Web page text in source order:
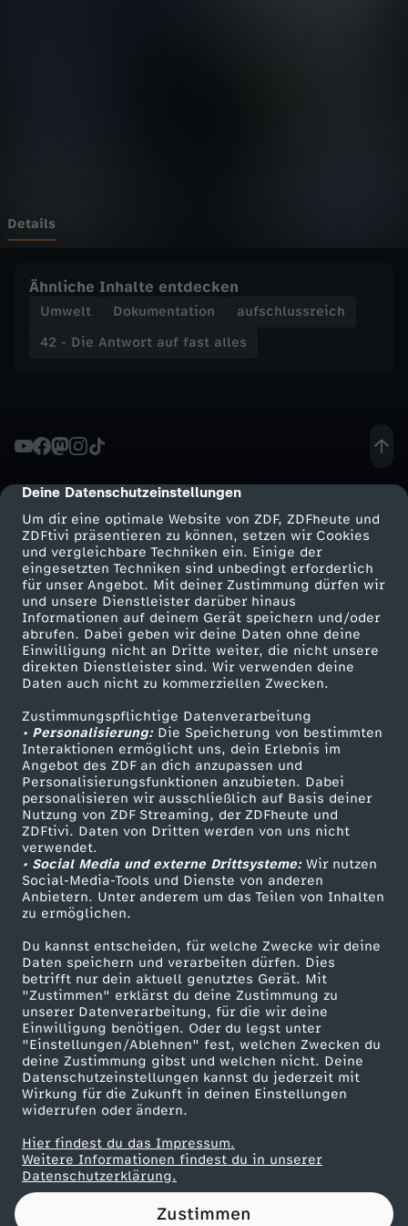
cmp-dialog-description
Deine Datenschutzeinstellungen
Um dir eine optimale Website von ZDF, ZDFheute und
ZDFtivi präsentieren zu können, setzen wir Cookies
und vergleichbare Techniken ein. Einige der
eingesetzten Techniken sind unbedingt erforderlich
für unser Angebot. Mit deiner Zustimmung dürfen wir
und unsere Dienstleister darüber hinaus
Informationen auf deinem Gerät speichern und/oder
abrufen. Dabei geben wir deine Daten ohne deine
Einwilligung nicht an Dritte weiter, die nicht unsere
direkten Dienstleister sind. Wir verwenden deine
Daten auch nicht zu kommerziellen Zwecken.
Zustimmungspflichtige Datenverarbeitung
• Personalisierung:Die Speicherung von bestimmten
Interaktionen ermöglicht uns, dein Erlebnis im
Angebot des ZDF an dich anzupassen und
Personalisierungsfunktionen anzubieten. Dabei
personalisieren wir ausschließlich auf Basis deiner
Nutzung von ZDF Streaming, der ZDFheute und
ZDFtivi. Daten von Dritten werden von uns nicht
verwendet.
• Social Media und externe Drittsysteme:Wir nutzen
Social-Media-Tools und Dienste von anderen
Anbietern. Unter anderem um das Teilen von Inhalten
zu ermöglichen.
Du kannst entscheiden, für welche Zwecke wir deine
Daten speichern und verarbeiten dürfen. Dies
betrifft nur dein aktuell genutztes Gerät. Mit
"Zustimmen" erklärst du deine Zustimmung zu
unserer Datenverarbeitung, für die wir deine
Einwilligung benötigen. Oder du legst unter
"Einstellungen/Ablehnen" fest, welchen Zwecken du
deine Zustimmung gibst und welchen nicht. Deine
Datenschutzeinstellungen kannst du jederzeit mit
Wirkung für die Zukunft in deinen Einstellungen
widerrufen oder ändern.
Hier findest du das Impressum.
Weitere Informationen findest du in unserer
Datenschutzerklärung.
Zustimmen
t
u
a
s
t
a
l
l
e
s
-
W
i
e
v
e
r
ä
n
d
Details
Ähnliche Inhalte entdecken
Umwelt Dokumentation
aufschlussreich
42 - Die Antwort auf fast alles
Mehr ZDF
ZDF-Apps
Smart TV
ZDFtext
Livestreams
Sendungen A-Z
TV-Programm
Service
ZDFmitreden
Kontakt zum ZDF
Tickets
Zuschauerservice
Hilfe
ZDF Unternehmen
Karriere
ZDF goes Schule
Werbefernsehen
Mainzelmännchen
Partner